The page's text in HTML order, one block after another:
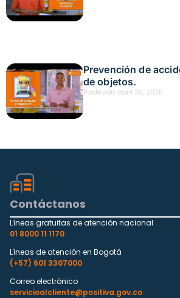
Prevención de
de objetos.
Publicado: abril 20, 2025
Contáctanos
Líneas gratuitas de atención nacional
01 8000 11 1170
Líneas de atención en Bogotá
(+57) 601 3307000
Correo electrónico
servicioalcliente@positiva.gov.co